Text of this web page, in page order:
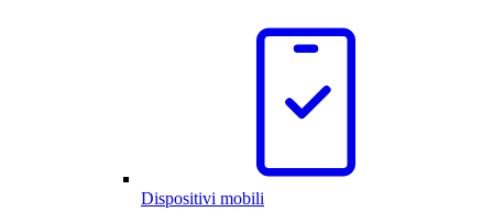
Dispositivi mobili